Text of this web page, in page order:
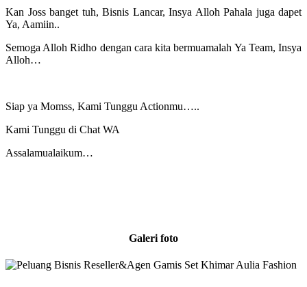
Kan Joss banget tuh, Bisnis Lancar, Insya Alloh Pahala juga dapet
Ya, Aamiin..
Semoga Alloh Ridho dengan cara kita bermuamalah Ya Team, Insya
Alloh…
Siap ya Momss, Kami Tunggu Actionmu…..
Kami Tunggu di Chat WA
Assalamualaikum…
Galeri foto